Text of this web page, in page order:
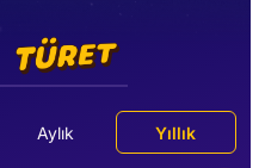
Aylık Yıllık